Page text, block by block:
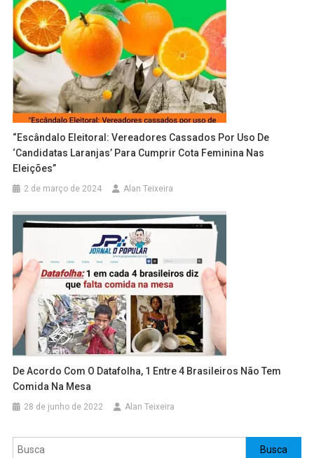
“Escândalo Eleitoral: Vereadores Cassados Por Uso De
‘candidatas Laranjas’ Para Cumprir Cota Feminina Nas
Eleições”
2 de março de 2024 Alan Teixeira
De Acordo Com O Datafolha, 1 Entre 4 Brasileiros Não Tem
Comida Na Mesa
28 de junho de 2022 Alan Teixeira
Pesquisar Busca